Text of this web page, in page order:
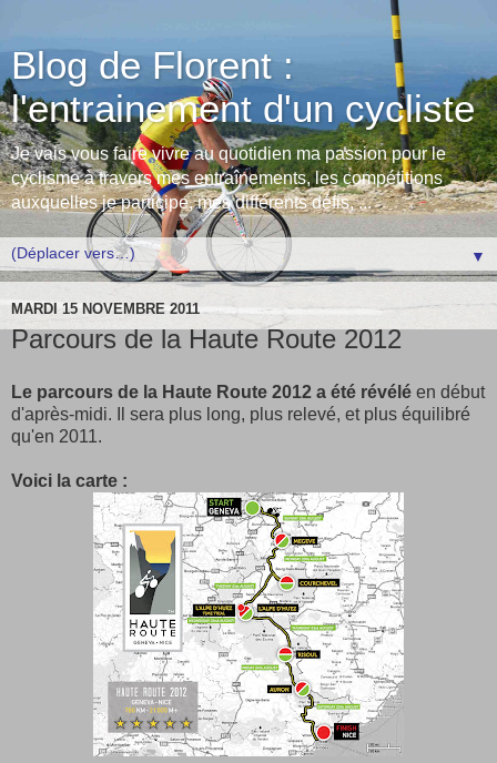
Blog de Florent :
l'entrainement d'un cycliste
Je vais vous faire vivre au quotidien ma passion pour le
cyclisme à travers mes entraînements, les compétitions
auxquelles je participe, mes différents défis, ...
▼
MARDI 15 NOVEMBRE 2011
Parcours de la Haute Route 2012
Le parcours de la Haute Route 2012 a été révélé en début
d'après-midi. Il sera plus long, plus relevé, et plus équilibré
qu'en 2011.
Voici la carte :